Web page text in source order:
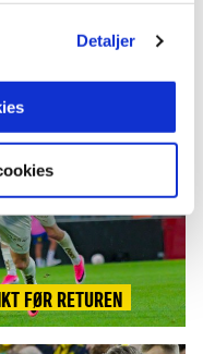
Detaljer
FØR RETUREN